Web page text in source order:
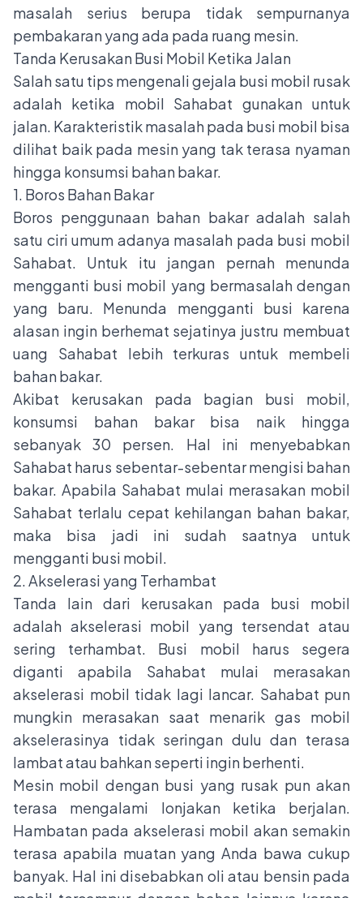
masalah serius berupa tidak sempurnanya
pembakaran yang ada pada ruang mesin.
Tanda Kerusakan Busi Mobil Ketika Jalan
Salah satu tips mengenali gejala busi mobil rusak
adalah ketika mobil Sahabat gunakan untuk
jalan. Karakteristik masalah pada busi mobil bisa
dilihat baik pada mesin yang tak terasa nyaman
hingga konsumsi bahan bakar.
1. Boros Bahan Bakar
Boros penggunaan bahan bakar adalah salah
satu ciri umum adanya masalah pada busi mobil
Sahabat. Untuk itu jangan pernah menunda
mengganti busi mobil yang bermasalah dengan
yang baru. Menunda mengganti busi karena
alasan ingin berhemat sejatinya justru membuat
uang Sahabat lebih terkuras untuk membeli
bahan bakar.
Akibat kerusakan pada bagian busi mobil,
konsumsi bahan bakar bisa naik hingga
sebanyak 30 persen. Hal ini menyebabkan
Sahabat harus sebentar-sebentar mengisi bahan
bakar. Apabila Sahabat mulai merasakan mobil
Sahabat terlalu cepat kehilangan bahan bakar,
maka bisa jadi ini sudah saatnya untuk
mengganti busi mobil.
2. Akselerasi yang Terhambat
Tanda lain dari kerusakan pada busi mobil
adalah akselerasi mobil yang tersendat atau
sering terhambat. Busi mobil harus segera
diganti apabila Sahabat mulai merasakan
akselerasi mobil tidak lagi lancar. Sahabat pun
mungkin merasakan saat menarik gas mobil
akselerasinya tidak seringan dulu dan terasa
lambat atau bahkan seperti ingin berhenti.
Mesin mobil dengan busi yang rusak pun akan
terasa mengalami lonjakan ketika berjalan.
Hambatan pada akselerasi mobil akan semakin
terasa apabila muatan yang Anda bawa cukup
banyak. Hal ini disebabkan oli atau bensin pada